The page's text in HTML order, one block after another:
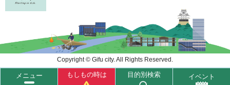
メニュー もしもの時は 目的別検索 イベント
Copyright © Gifu city. All Rights Reserved.